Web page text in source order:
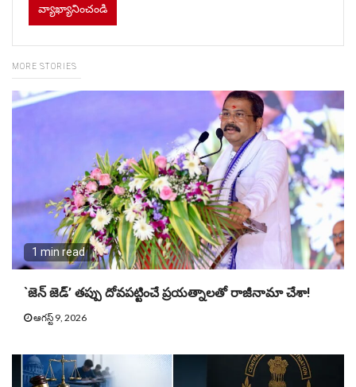
MORE STORIES
1 min read
`జెన్ జెడ్’ తప్పు దోవపట్టించే ప్రయత్నాలతో రాజీనామా చేశా!
ఆగస్ట్ 9, 2026